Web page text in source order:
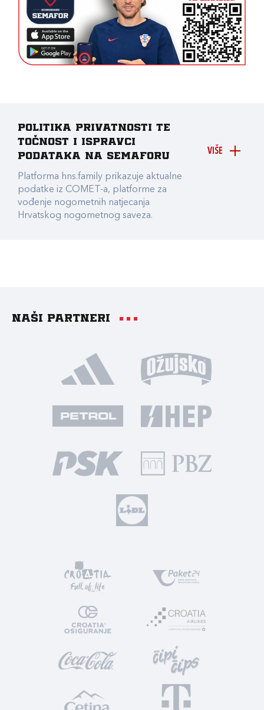
VIŠE
Politika privatnosti te
točnost i ispravci
podataka na Semaforu
Platforma hns.family prikazuje aktualne
podatke iz COMET-a, platforme za
vođenje nogometnih natjecanja
Hrvatskog nogometnog saveza.
Naši partneri